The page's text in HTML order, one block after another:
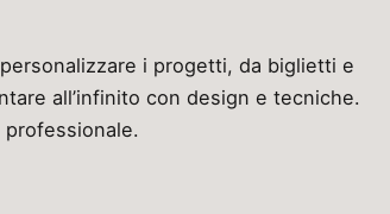
i progetti, da biglietti e
all’infinito con design e tecniche.